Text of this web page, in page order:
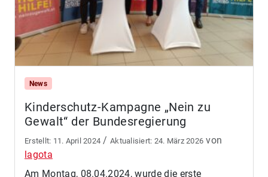
News
Kinderschutz-Kampagne „Nein zu
Gewalt“ der Bundesregierung
11. April 2024 / 24. März 2026 von
lagota
Am Montag, 08.04.2024, wurde die erste